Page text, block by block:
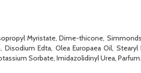
Myristate, Dime-thicone,
Edta, Olea Europaea Oil,
Sorbate, Imidazolidinyl Urea, Parfum.